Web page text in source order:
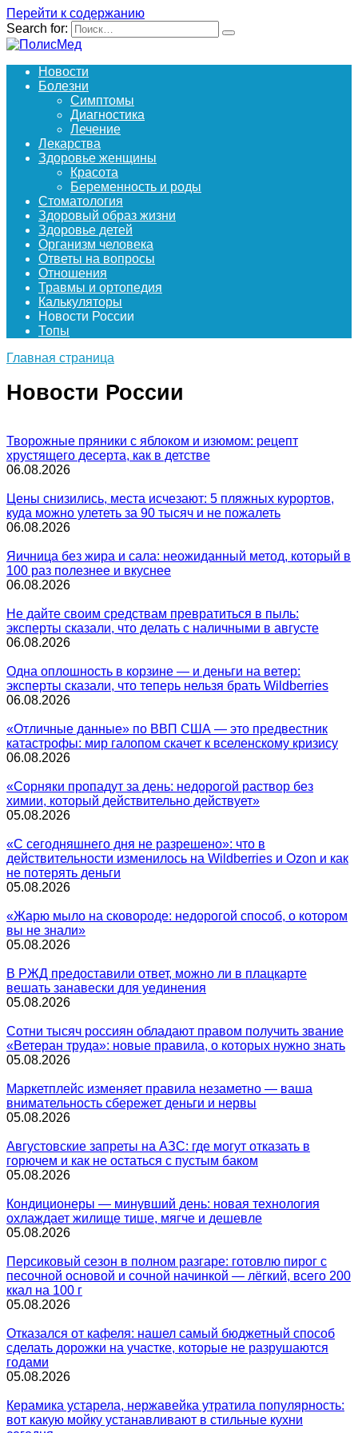
Перейти к содержанию
Search for:
Новости
Болезни
Симптомы
Диагностика
Лечение
Лекарства
Здоровье женщины
Красота
Беременность и роды
Стоматология
Здоровый образ жизни
Здоровье детей
Организм человека
Ответы на вопросы
Отношения
Травмы и ортопедия
Калькуляторы
Новости России
Топы
Главная страница
Новости России
Творожные пряники с яблоком и изюмом: рецепт
хрустящего десерта, как в детстве
06.08.2026
Цены снизились, места исчезают: 5 пляжных курортов,
куда можно улететь за 90 тысяч и не пожалеть
06.08.2026
Яичница без жира и сала: неожиданный метод, который в
100 раз полезнее и вкуснее
06.08.2026
Не дайте своим средствам превратиться в пыль:
эксперты сказали, что делать с наличными в августе
06.08.2026
Одна оплошность в корзине — и деньги на ветер:
эксперты сказали, что теперь нельзя брать Wildberries
06.08.2026
«Отличные данные» по ВВП США — это предвестник
катастрофы: мир галопом скачет к вселенскому кризису
06.08.2026
«Сорняки пропадут за день: недорогой раствор без
химии, который действительно действует»
05.08.2026
«С сегодняшнего дня не разрешено»: что в
действительности изменилось на Wildberries и Ozon и как
не потерять деньги
05.08.2026
«Жарю мыло на сковороде: недорогой способ, о котором
вы не знали»
05.08.2026
В РЖД предоставили ответ, можно ли в плацкарте
вешать занавески для уединения
05.08.2026
Сотни тысяч россиян обладают правом получить звание
«Ветеран труда»: новые правила, о которых нужно знать
05.08.2026
Маркетплейс изменяет правила незаметно — ваша
внимательность сбережет деньги и нервы
05.08.2026
Августовские запреты на АЗС: где могут отказать в
горючем и как не остаться с пустым баком
05.08.2026
Кондиционеры — минувший день: новая технология
охлаждает жилище тише, мягче и дешевле
05.08.2026
Персиковый сезон в полном разгаре: готовлю пирог с
песочной основой и сочной начинкой — лёгкий, всего 200
ккал на 100 г
05.08.2026
Отказался от кафеля: нашел самый бюджетный способ
сделать дорожки на участке, которые не разрушаются
годами
05.08.2026
Керамика устарела, нержавейка утратила популярность:
вот какую мойку устанавливают в стильные кухни